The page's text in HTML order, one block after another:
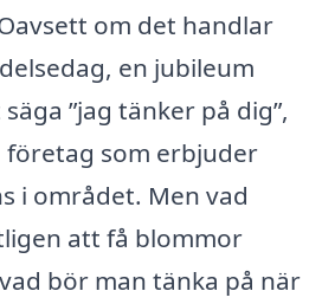
om det handlar
en jubileum
”jag tänker på dig”,
som erbjuder
i området. Men vad
att få blommor
bör man tänka på när